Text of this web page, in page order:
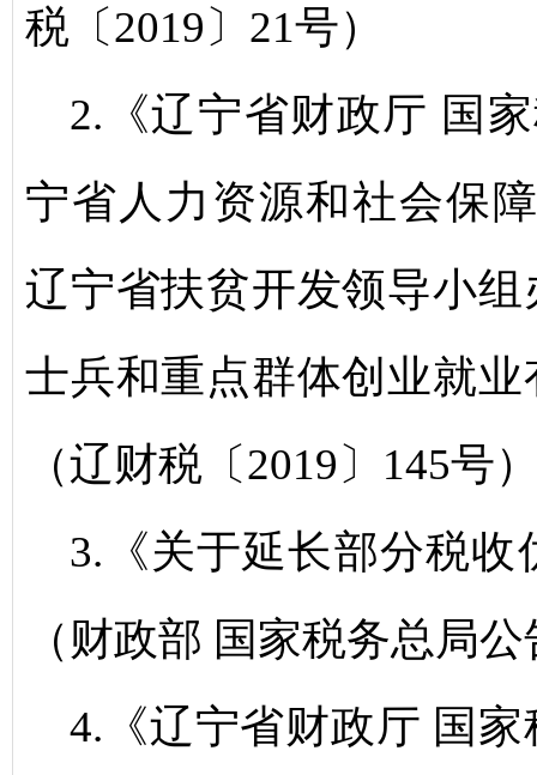
税〔2019〕21号）
2.《辽宁省财政厅 国
宁省人力资源和社会保
辽宁省扶贫开发领导小
士兵和重点群体创业就
（辽财税〔2019〕145号
3.《关于延长部分税
（财政部 国家税务总局
4.《辽宁省财政厅 国